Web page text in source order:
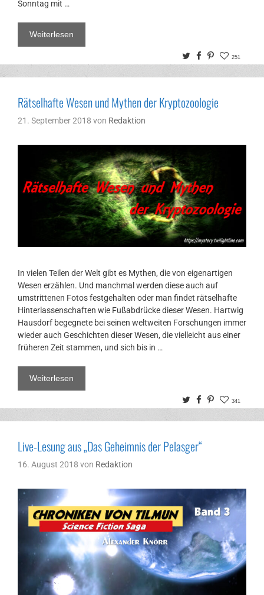
Sonntag mit …
Weiterlesen
TwitterFacebook
Pinterest
251
Rätselhafte Wesen und Mythen der Kryptozoologie
21. September 2018 von Redaktion
In vielen Teilen der Welt gibt es Mythen, die von eigenartigen
Wesen erzählen. Und manchmal werden diese auch auf
umstrittenen Fotos festgehalten oder man findet rätselhafte
Hinterlassenschaften wie Fußabdrücke dieser Wesen. Hartwig
Hausdorf begegnete bei seinen weltweiten Forschungen immer
wieder auch Geschichten dieser Wesen, die vielleicht aus einer
früheren Zeit stammen, und sich bis in …
Weiterlesen
TwitterFacebook
Pinterest
341
Live-Lesung aus „Das Geheimnis der Pelasger“
16. August 2018 von Redaktion